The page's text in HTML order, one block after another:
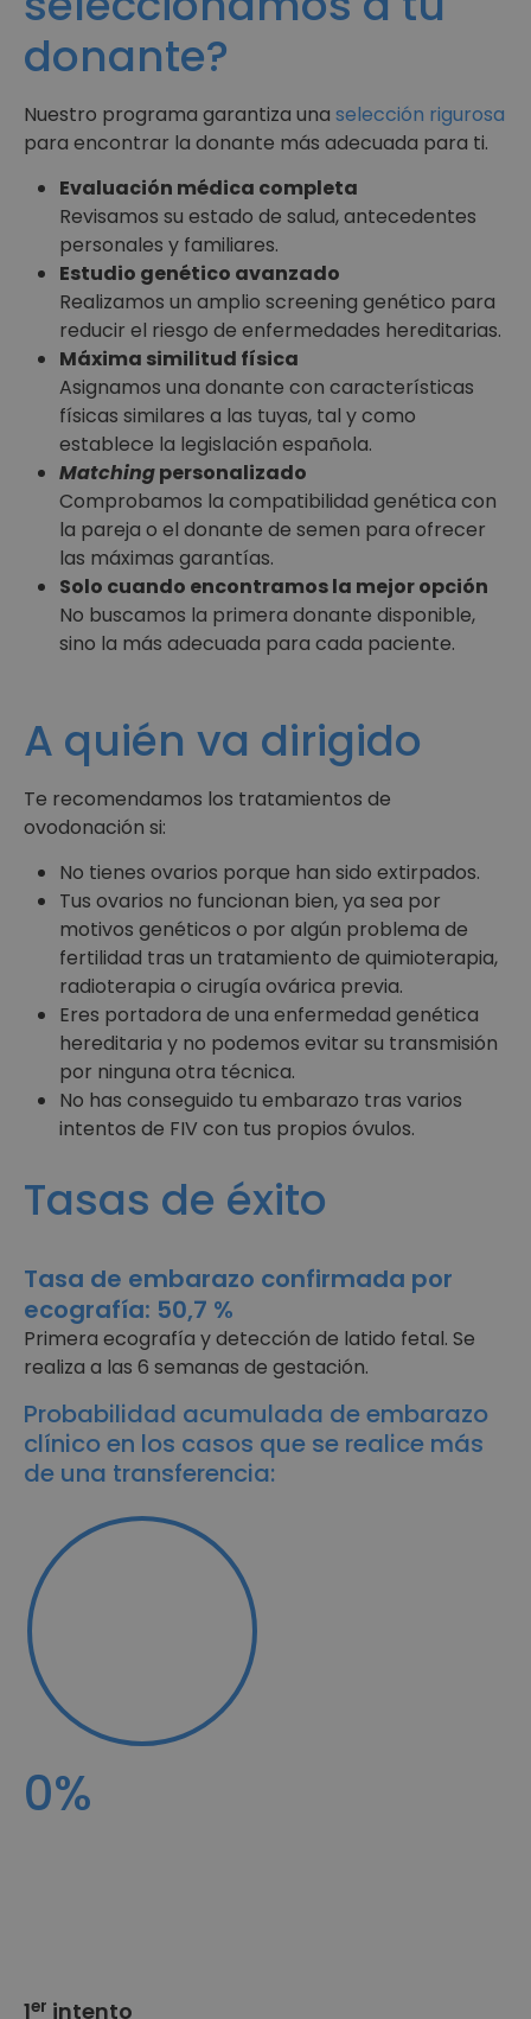
donante?
Nuestro programa garantiza una selección rigurosa
para encontrar la donante más adecuada para ti.
Evaluación médica completa
Revisamos su estado de salud, antecedentes
personales y familiares.
Estudio genético avanzado
Realizamos un amplio screening genético para
reducir el riesgo de enfermedades hereditarias.
Máxima similitud física
Asignamos una donante con características
físicas similares a las tuyas, tal y como
establece la legislación española.
Matchingpersonalizado
Comprobamos la compatibilidad genética con
la pareja o el donante de semen para ofrecer
las máximas garantías.
Solo cuando encontramos la mejor opción
No buscamos la primera donante disponible,
sino la más adecuada para cada paciente.
A quién va dirigido
Te recomendamos los tratamientos de
ovodonación si:
No tienes ovarios porque han sido extirpados.
Tus ovarios no funcionan bien, ya sea por
motivos genéticos o por algún problema de
fertilidad tras un tratamiento de quimioterapia,
radioterapia o cirugía ovárica previa.
Eres portadora de una enfermedad genética
hereditaria y no podemos evitar su transmisión
por ninguna otra técnica.
No has conseguido tu embarazo tras varios
intentos de FIV con tus propios óvulos.
Tasas de éxito
Tasa de embarazo confirmada por
ecografía: 50,7 %
Primera ecografía y detección de latido fetal. Se
realiza a las 6 semanas de gestación.
Probabilidad acumulada de embarazo
clínico en los casos que se realice más
de una transferencia:
0%
1er intento